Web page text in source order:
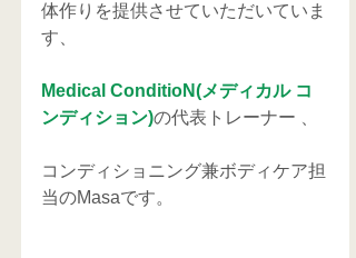
体作りを提供させていただいていま
す、
Medical ConditioN(メディカル コ
ンディション)の代表トレーナー 、
コンディショニング兼ボディケア担
当のMasaです。